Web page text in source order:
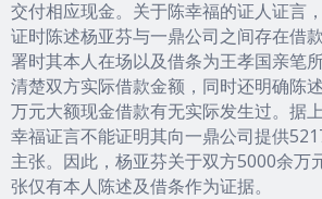
交付相应现金。关于陈幸福的证人证言
证时陈述杨亚芬与一鼎公司之间存在借
署时其本人在场以及借条为王孝国亲笔
清楚双方实际借款金额，同时还明确陈
万元大额现金借款有无实际发生过。据
幸福证言不能证明其向一鼎公司提供
主张。因此，杨亚芬关于双方5000余万
张仅有本人陈述及借条作为证据。